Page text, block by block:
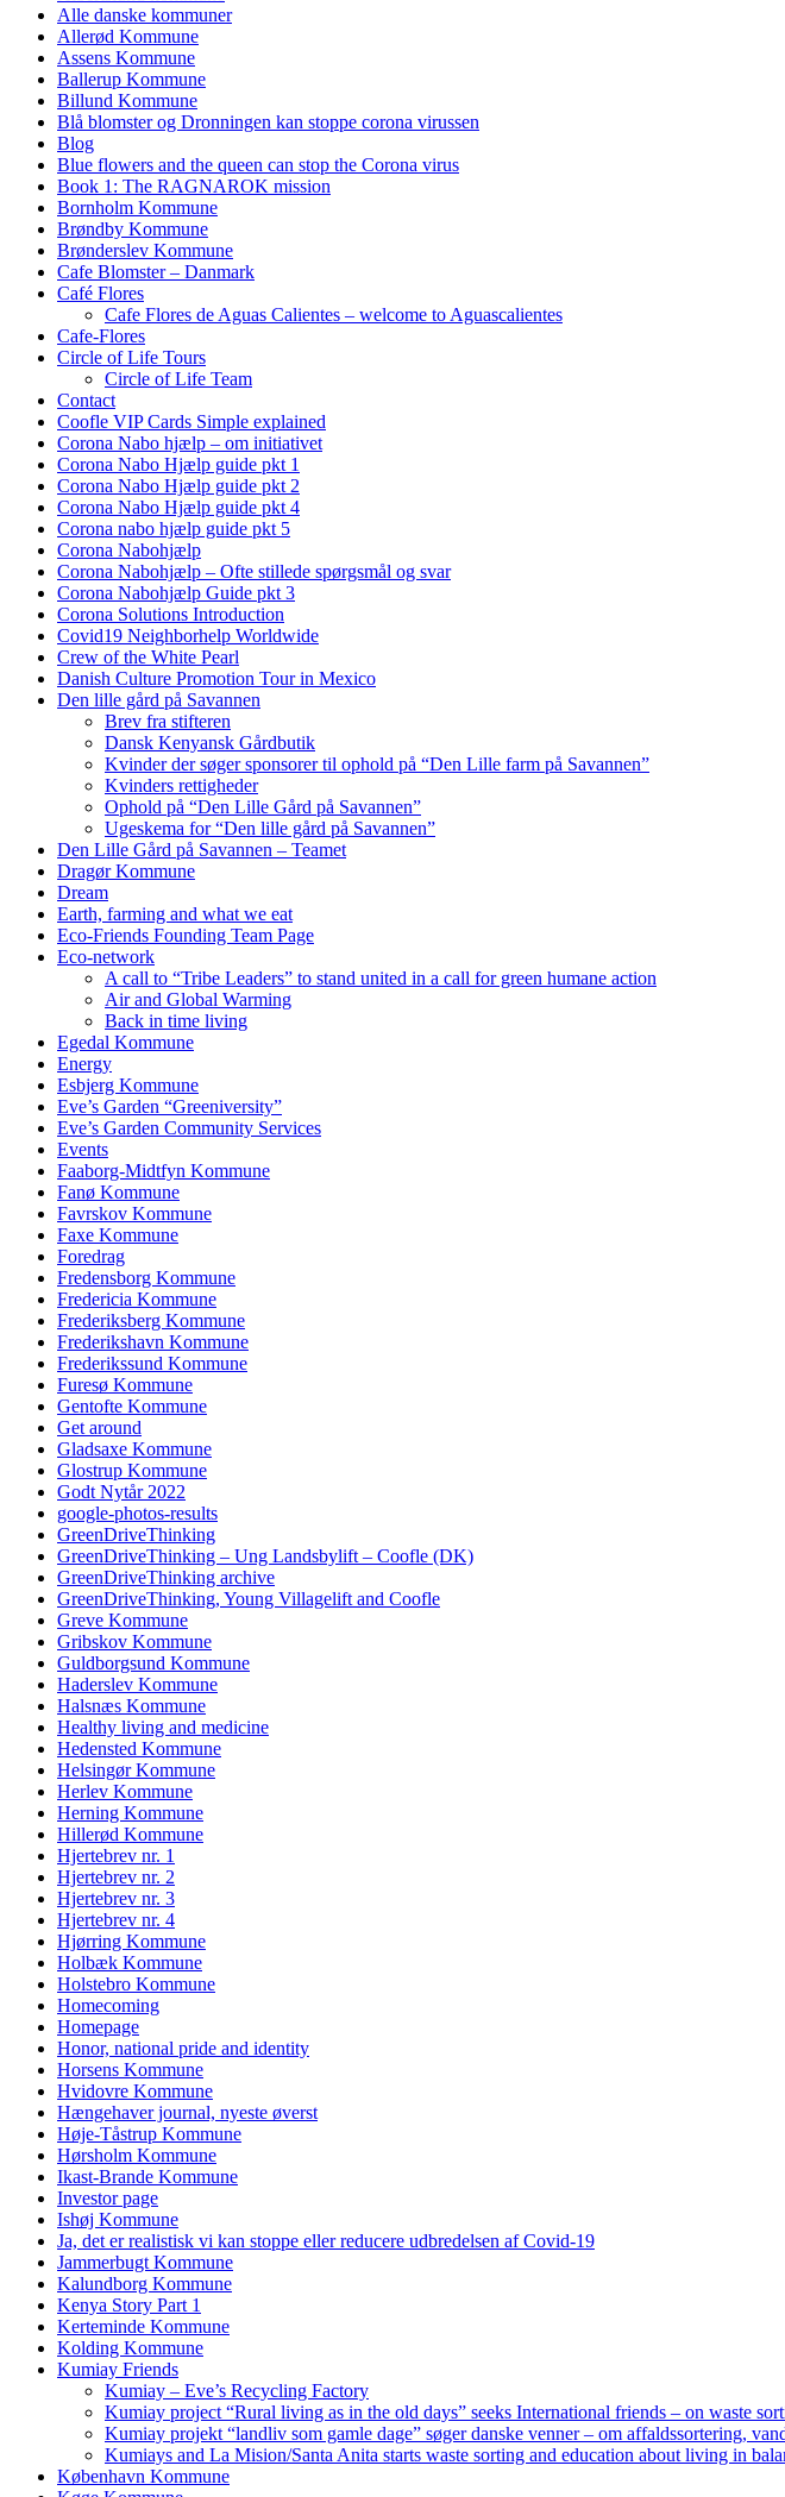
Alle danske kommuner
Allerød Kommune
Assens Kommune
Ballerup Kommune
Billund Kommune
Blå blomster og Dronningen kan stoppe corona virussen
Blog
Blue flowers and the queen can stop the Corona virus
Book 1: The RAGNAROK mission
Bornholm Kommune
Brøndby Kommune
Brønderslev Kommune
Cafe Blomster – Danmark
Café Flores
Cafe Flores de Aguas Calientes – welcome to Aguascalientes
Cafe-Flores
Circle of Life Tours
Circle of Life Team
Contact
Coofle VIP Cards Simple explained
Corona Nabo hjælp – om initiativet
Corona Nabo Hjælp guide pkt 1
Corona Nabo Hjælp guide pkt 2
Corona Nabo Hjælp guide pkt 4
Corona nabo hjælp guide pkt 5
Corona Nabohjælp
Corona Nabohjælp – Ofte stillede spørgsmål og svar
Corona Nabohjælp Guide pkt 3
Corona Solutions Introduction
Covid19 Neighborhelp Worldwide
Crew of the White Pearl
Danish Culture Promotion Tour in Mexico
Den lille gård på Savannen
Brev fra stifteren
Dansk Kenyansk Gårdbutik
Kvinder der søger sponsorer til ophold på “Den Lille farm på Savannen”
Kvinders rettigheder
Ophold på “Den Lille Gård på Savannen”
Ugeskema for “Den lille gård på Savannen”
Den Lille Gård på Savannen – Teamet
Dragør Kommune
Dream
Earth, farming and what we eat
Eco-Friends Founding Team Page
Eco-network
A call to “Tribe Leaders” to stand united in a call for green humane action
Air and Global Warming
Back in time living
Egedal Kommune
Energy
Esbjerg Kommune
Eve’s Garden “Greeniversity”
Eve’s Garden Community Services
Events
Faaborg-Midtfyn Kommune
Fanø Kommune
Favrskov Kommune
Faxe Kommune
Foredrag
Fredensborg Kommune
Fredericia Kommune
Frederiksberg Kommune
Frederikshavn Kommune
Frederikssund Kommune
Furesø Kommune
Gentofte Kommune
Get around
Gladsaxe Kommune
Glostrup Kommune
Godt Nytår 2022
google-photos-results
GreenDriveThinking
GreenDriveThinking – Ung Landsbylift – Coofle (DK)
GreenDriveThinking archive
GreenDriveThinking, Young Villagelift and Coofle
Greve Kommune
Gribskov Kommune
Guldborgsund Kommune
Haderslev Kommune
Halsnæs Kommune
Healthy living and medicine
Hedensted Kommune
Helsingør Kommune
Herlev Kommune
Herning Kommune
Hillerød Kommune
Hjertebrev nr. 1
Hjertebrev nr. 2
Hjertebrev nr. 3
Hjertebrev nr. 4
Hjørring Kommune
Holbæk Kommune
Holstebro Kommune
Homecoming
Homepage
Honor, national pride and identity
Horsens Kommune
Hvidovre Kommune
Hængehaver journal, nyeste øverst
Høje-Tåstrup Kommune
Hørsholm Kommune
Ikast-Brande Kommune
Investor page
Ishøj Kommune
Ja, det er realistisk vi kan stoppe eller reducere udbredelsen af Covid-19
Jammerbugt Kommune
Kalundborg Kommune
Kenya Story Part 1
Kerteminde Kommune
Kolding Kommune
Kumiay Friends
Kumiay – Eve’s Recycling Factory
Kumiay project “Rural living as in the old days” seeks International friends – on waste
Kumiay projekt “landliv som gamle dage” søger danske venner – om affaldssortering,
Kumiays and La Mision/Santa Anita starts waste sorting and education about living in
København Kommune